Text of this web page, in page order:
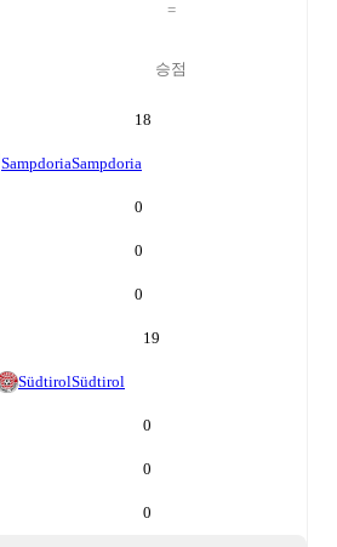
=
승점
18
SampdoriaSampdoria
0
0
0
19
SüdtirolSüdtirol
0
0
0